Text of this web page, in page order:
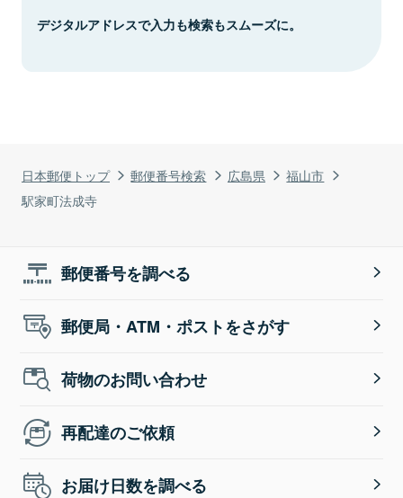
日本郵便トップ 郵便番号検索 広島県
福山市
駅家町法成寺
デジタルアドレスで入力も検索もスムーズに。
郵便番号を調べる
郵便局・ATM・ポストをさがす
荷物のお問い合わせ
再配達のご依頼
お届け日数を調べる